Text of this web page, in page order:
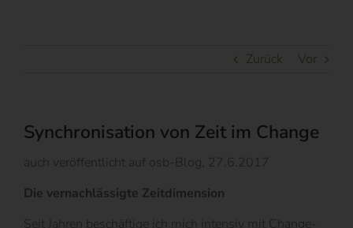
Zurück Vor
Synchronisation von Zeit im Change
auch veröffentlicht auf osb-Blog, 27.6.2017
Die vernachlässigte Zeitdimension
Seit Jahren beschäftige ich mich intensiv mit Change-